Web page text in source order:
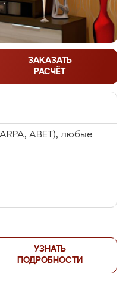
ЗАКАЗАТЬ
РАСЧЁТ
ABET), любые
УЗНАТЬ
ПОДРОБНОСТИ